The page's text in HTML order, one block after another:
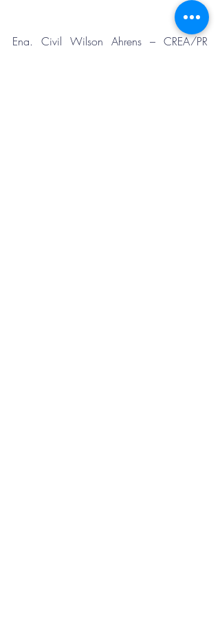
Eng. Civil Wilson Ahrens – CREA/PR